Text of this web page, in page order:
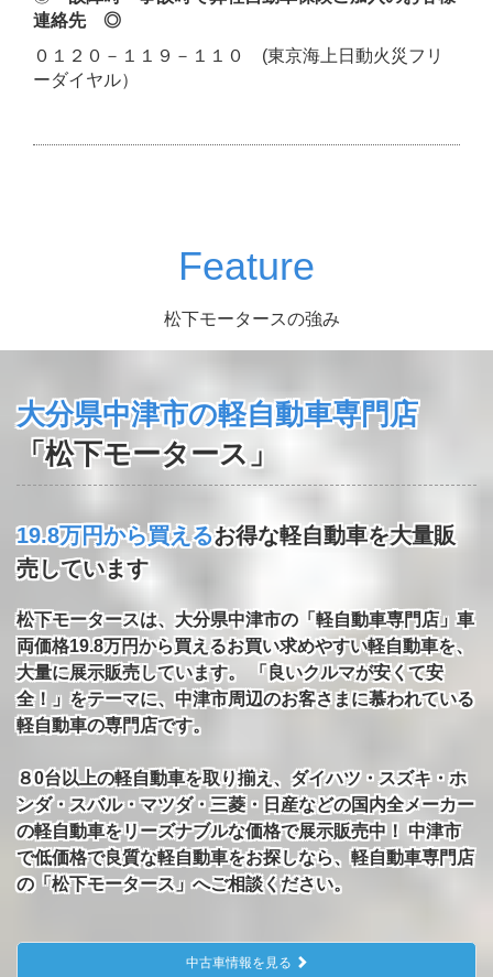
連絡先 ◎
０１２０－１１９－１１０ (東京海上日動火災フリ
ーダイヤル）
Feature
松下モータースの強み
大分県中津市の軽自動車専門店
「松下モータース」
19.8万円から買えるお得な軽自動車を大量販
売しています
松下モータースは、大分県中津市の「軽自動車専門店」車
両価格19.8万円から買えるお買い求めやすい軽自動車を、
大量に展示販売しています。 「良いクルマが安くて安
全！」をテーマに、中津市周辺のお客さまに慕われている
軽自動車の専門店です。
８0台以上の軽自動車を取り揃え、ダイハツ・スズキ・ホ
ンダ・スバル・マツダ・三菱・日産などの国内全メーカー
の軽自動車をリーズナブルな価格で展示販売中！ 中津市
で低価格で良質な軽自動車をお探しなら、軽自動車専門店
の「松下モータース」へご相談ください。
中古車情報を見る